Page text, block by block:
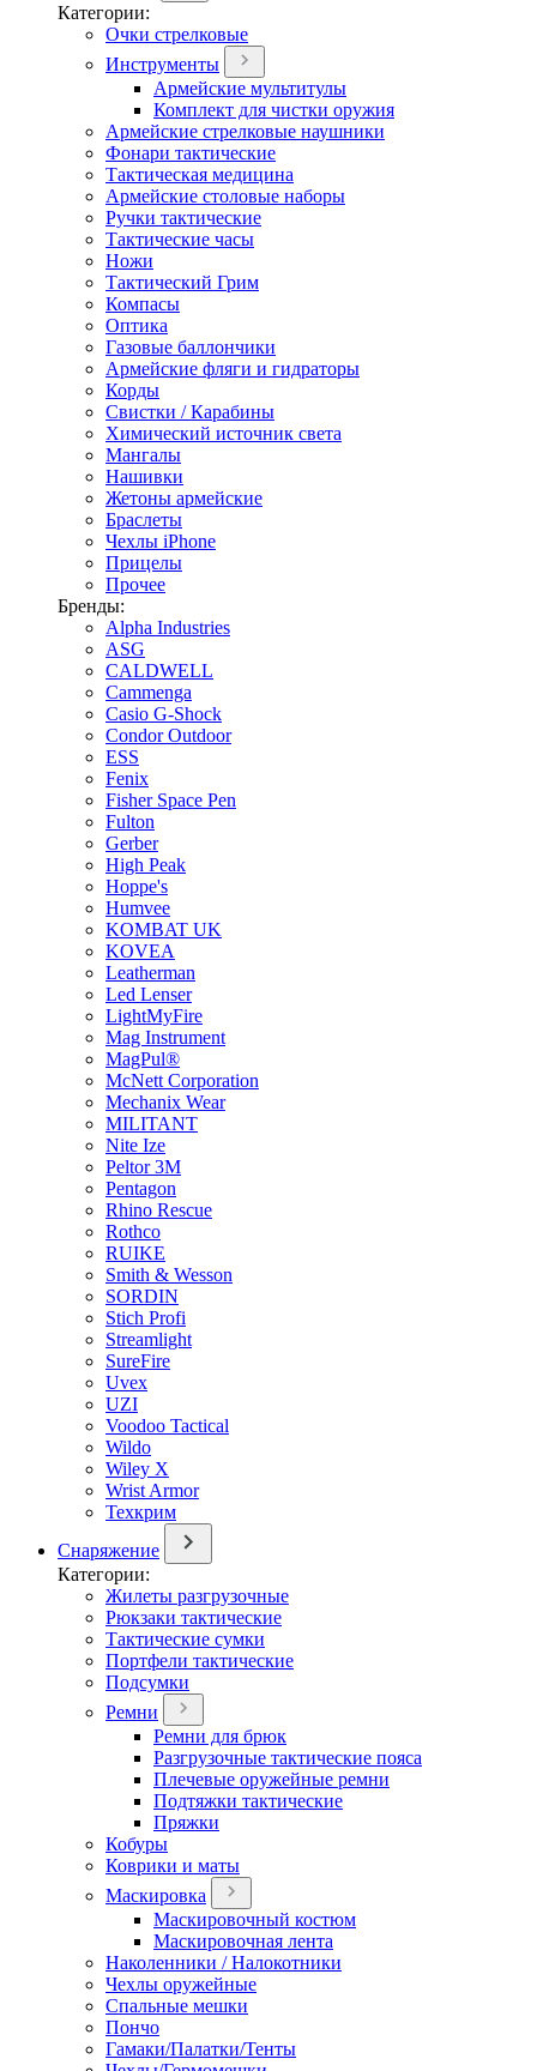
Категории:
Очки стрелковые
Инструменты
Армейские мультитулы
Комплект для чистки оружия
Армейские стрелковые наушники
Фонари тактические
Тактическая медицина
Армейские столовые наборы
Ручки тактические
Тактические часы
Ножи
Тактический Грим
Компасы
Оптика
Газовые баллончики
Армейские фляги и гидраторы
Корды
Свистки / Карабины
Химический источник света
Мангалы
Нашивки
Жетоны армейские
Браслеты
Чехлы iPhone
Прицелы
Прочее
Бренды:
Alpha Industries
ASG
CALDWELL
Cammenga
Casio G-Shock
Condor Outdoor
ESS
Fenix
Fisher Space Pen
Fulton
Gerber
High Peak
Hoppe's
Humvee
KOMBAT UK
KOVEA
Leatherman
Led Lenser
LightMyFire
Mag Instrument
MagPul®
McNett Corporation
Mechanix Wear
MILITANT
Nite Ize
Peltor 3M
Pentagon
Rhino Rescue
Rothco
RUIKE
Smith & Wesson
SORDIN
Stich Profi
Streamlight
SureFire
Uvex
UZI
Voodoo Tactical
Wildo
Wiley X
Wrist Armor
Техкрим
Снаряжение
Категории:
Жилеты разгрузочные
Рюкзаки тактические
Тактические сумки
Портфели тактические
Подсумки
Ремни
Ремни для брюк
Разгрузочные тактические пояса
Плечевые оружейные ремни
Подтяжки тактические
Пряжки
Кобуры
Коврики и маты
Маскировка
Маскировочный костюм
Маскировочная лента
Наколенники / Налокотники
Чехлы оружейные
Спальные мешки
Пончо
Гамаки/Палатки/Тенты